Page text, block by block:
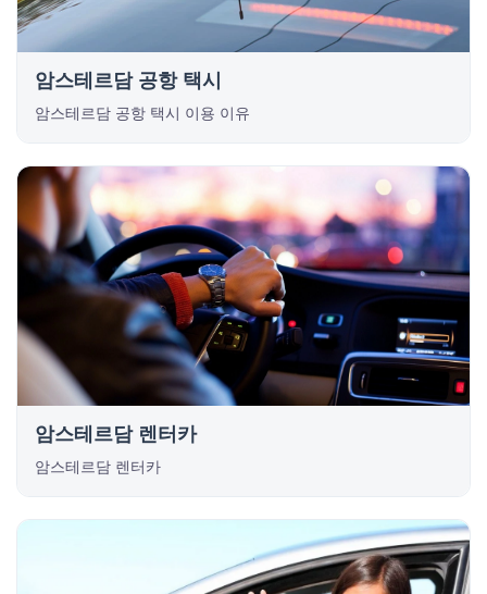
암스테르담 공항 택시
암스테르담 공항 택시 이용 이유
암스테르담 렌터카
암스테르담 렌터카